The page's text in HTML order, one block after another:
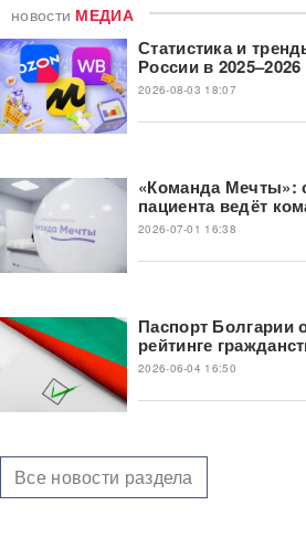
новости МЕДИА
Статистика и
России в 2025–2026
2026-08-03 18:07
«Команда Мечты»:
пациента ведёт
2026-07-01 16:38
Паспорт
рейтинге
2026-06-04 16:50
Все новости раздела